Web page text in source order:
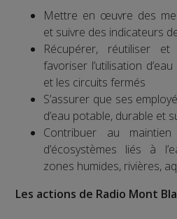
Mettre en œuvre des
et suivre des indicateurs
Récupérer, réutiliser
favoriser l’utilisation
et les circuits fermés
S’assurer que ses
d’eau potable, durable et
Contribuer au
d’écosystèmes liés à
zones humides, rivières,
Les actions de Radio Mont